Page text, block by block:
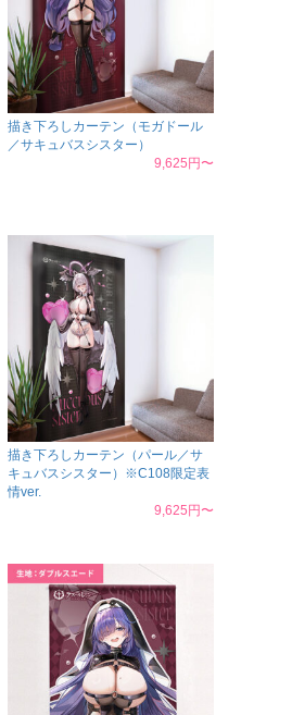
描き下ろしカーテン（モガドール
／サキュバスシスター）
9,625円〜
描き下ろしカーテン（パール／サ
キュバスシスター）※C108限定表
情ver.
9,625円〜